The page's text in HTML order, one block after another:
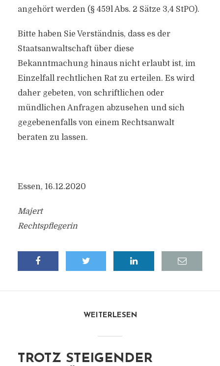
angehört werden (§ 459l Abs. 2 Sätze 3,4 StPO).
Bitte haben Sie Verständnis, dass es der
Staatsanwaltschaft über diese
Bekanntmachung hinaus nicht erlaubt ist, im
Einzelfall rechtlichen Rat zu erteilen. Es wird
daher gebeten, von schriftlichen oder
mündlichen Anfragen abzusehen und sich
gegebenenfalls von einem Rechtsanwalt
beraten zu lassen.
Essen, 16.12.2020
Majert
Rechtspflegerin
WEITERLESEN
TROTZ STEIGENDER